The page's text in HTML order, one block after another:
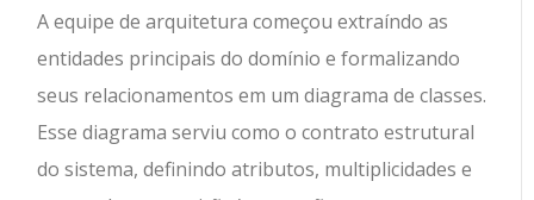
A equipe de arquitetura começou extraíndo as
entidades principais do domínio e formalizando
seus relacionamentos em um diagrama de classes.
Esse diagrama serviu como o contrato estrutural
do sistema, definindo atributos, multiplicidades e